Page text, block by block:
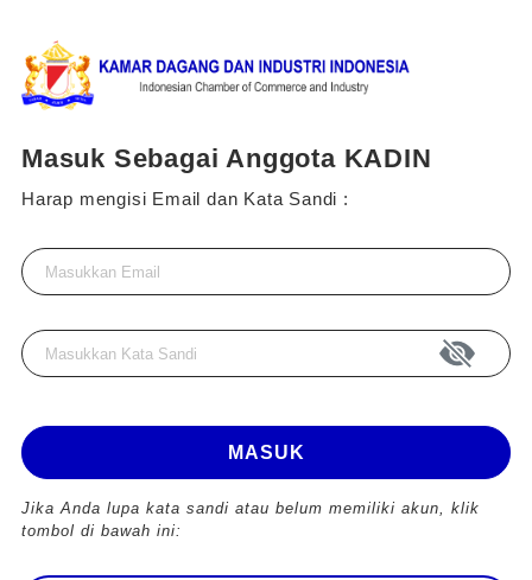
Masuk Sebagai Anggota KADIN
Harap mengisi Email dan Kata Sandi :
MASUK
Jika Anda lupa kata sandi atau belum memiliki akun, klik
tombol di bawah ini: